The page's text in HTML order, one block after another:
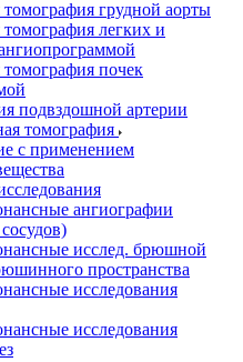
грудной аорты
легких и
почек
подвздошной артерии
томография
с применением
ангиографии
исслед. брюшной
пространства
исследования
исследования